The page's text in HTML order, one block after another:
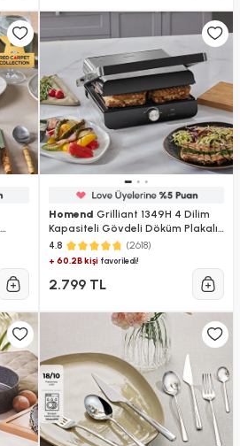
Homend Grilliant 1349H 4 Dilim
Kapasiteli Gövdeli Döküm Plakalı
Tost ve Izgara Makinesi Inox
2000W
4.8 (2618)
+ 60.2B kişifavoriledi!
2.799 TL